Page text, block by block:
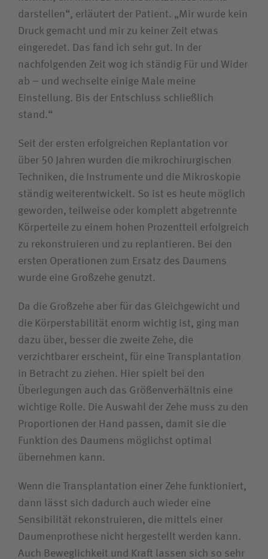
darstellen“, erläutert der Patient. „Mir wurde kein
Druck gemacht und mir zu keiner Zeit etwas
eingeredet. Das fand ich sehr gut. In der
nachfolgenden Zeit wog ich ständig Für und Wider
ab – und wechselte einige Male meine
Einstellung. Bis der Entschluss schließlich
stand.“
Seit der ersten erfolgreichen Replantation vor
über 50 Jahren wurden die mikrochirurgischen
Techniken, die Instrumente und die Mikroskopie
ständig weiterentwickelt. So ist es heute möglich
geworden, teilweise oder komplett abgetrennte
Körperteile zu einem hohen Prozentteil erfolgreich
zu rekonstruieren und zu replantieren. Bei den
ersten Operationen zum Ersatz des Daumens
wurde eine Großzehe genutzt.
Da die Großzehe aber für das Gleichgewicht und
die Körperstabilität enorm wichtig ist, ging man
dazu über, besser die zweite Zehe, die
verzichtbarer erscheint, für eine Transplantation
in Betracht zu ziehen. Hier spielt bei den
Überlegungen auch das Größenverhältnis eine
wichtige Rolle. Die Auswahl der Zehe muss zu den
Proportionen der Hand passen, damit sie die
Funktion des Daumens möglichst optimal
übernehmen kann.
Wenn die Transplantation einer Zehe funktioniert,
dann lässt sich dadurch auch wieder eine
Sensibilität rekonstruieren, die mittels einer
Daumenprothese nicht hergestellt werden kann.
Auch Beweglichkeit und Kraft lassen sich so sehr